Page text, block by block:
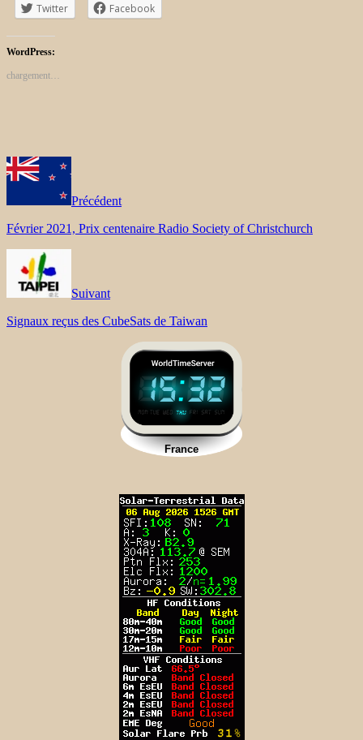
Twitter Facebook
WordPress:
chargement…
Précédent
Février 2021, Prix ​​centenaire Radio Society of Christchurch
Suivant
Signaux reçus des CubeSats de Taiwan